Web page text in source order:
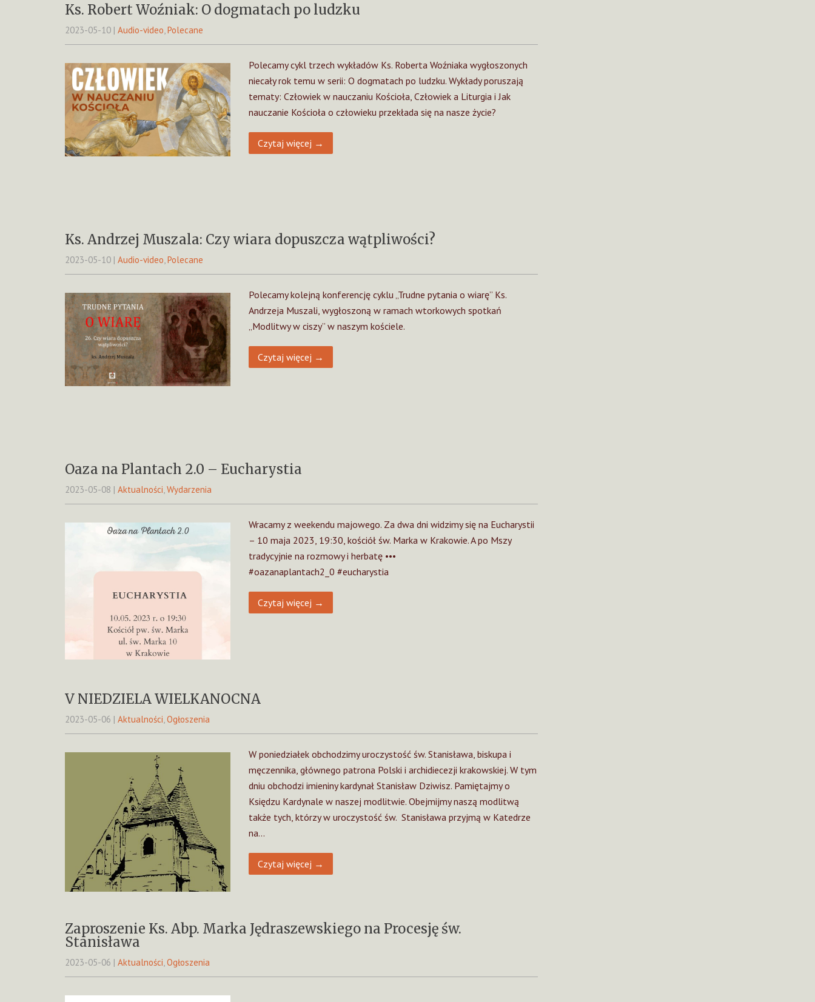
Ks. Robert Woźniak: O dogmatach po ludzku
2023-05-10 | Audio-video,Polecane
Polecamy cykl trzech wykładów Ks. Roberta Woźniaka wygłoszonych
niecały rok temu w serii: O dogmatach po ludzku. Wykłady poruszają
tematy: Człowiek w nauczaniu Kościoła, Człowiek a Liturgia i Jak
nauczanie Kościoła o człowieku przekłada się na nasze życie?
Czytaj więcej →
Ks. Andrzej Muszala: Czy wiara dopuszcza wątpliwości?
2023-05-10 | Audio-video,Polecane
Polecamy kolejną konferencję cyklu „Trudne pytania o wiarę” Ks.
Andrzeja Muszali, wygłoszoną w ramach wtorkowych spotkań
„Modlitwy w ciszy” w naszym kościele.
Czytaj więcej →
Oaza na Plantach 2.0 – Eucharystia
2023-05-08 | Aktualności,Wydarzenia
Wracamy z weekendu majowego. Za dwa dni widzimy się na Eucharystii
– 10 maja 2023, 19:30, kościół św. Marka w Krakowie. A po Mszy
tradycyjnie na rozmowy i herbatę •••
#oazanaplantach2_0 #eucharystia
Czytaj więcej →
V NIEDZIELA WIELKANOCNA
2023-05-06 | Aktualności,Ogłoszenia
W poniedziałek obchodzimy uroczystość św. Stanisława, biskupa i
męczennika, głównego patrona Polski i archidiecezji krakowskiej. W tym
dniu obchodzi imieniny kardynał Stanisław Dziwisz. Pamiętajmy o
Księdzu Kardynale w naszej modlitwie. Obejmijmy naszą modlitwą
także tych, którzy w uroczystość św. Stanisława przyjmą w Katedrze
na…
Czytaj więcej →
Zaproszenie Ks. Abp. Marka Jędraszewskiego na Procesję św.
Stanisława
2023-05-06 | Aktualności,Ogłoszenia